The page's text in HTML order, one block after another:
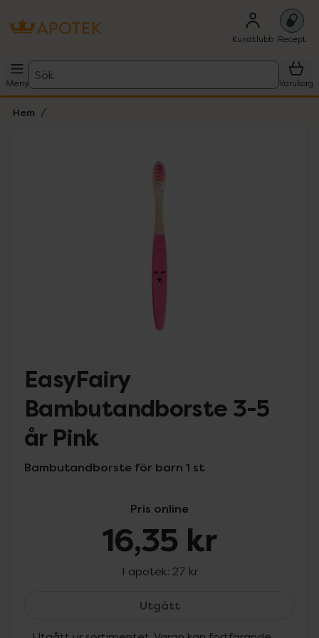
Kundklubb Recept
Meny
Sök
Varukorg
Hem
Lista: . Innehåller 4 objekt.
EasyFairy
Bambutandborste 3-5
år Pink
Bambutandborste för barn 1 st
Pris online
16,35 kr
I apotek: 27 kr
UtgåttEasyFairy